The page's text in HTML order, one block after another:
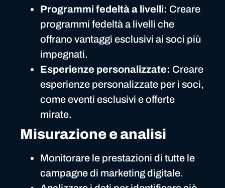
Programmi fedeltà a livelli: Creare
programmi fedeltà a livelli che
offrano vantaggi esclusivi ai soci più
impegnati.
Esperienze personalizzate: Creare
esperienze personalizzate per i soci,
come eventi esclusivi e offerte
mirate.
Misurazione e analisi
Monitorare le prestazioni di tutte le
campagne di marketing digitale.